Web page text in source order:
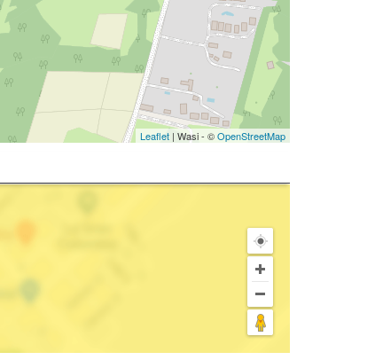
Leaflet | Wasi - ©OpenStreetMap